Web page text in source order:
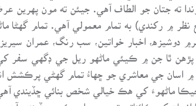
ته جتان جو الطاف آهي. جيئن ته مون
۾ رکندي) به تمام معمولي آهي. تمام گهڻا
دوشيزه، اخبار خواتين، سب رنگ، عمران
پڙهن ٿا جن ۾ ڪيئي ماڻهو ريل جي ڊگهي سفر
اسان جي معاشري جو ڇهاءُ تمام گهڻي پرڪشش
ماڻهوءَ کي هڪ خيالي شخص بنائي ڇڏيندي
انسان کي ڪائناتي تصور ۾ امر ڪري ڇڏيندي